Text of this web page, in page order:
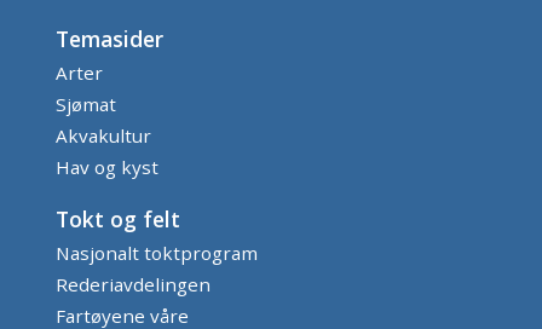
Temasider
Arter
Sjømat
Akvakultur
Hav og kyst
Tokt og felt
Nasjonalt toktprogram
Rederiavdelingen
Fartøyene våre